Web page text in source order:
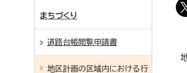
まちづくり
道路台帳閲覧申請書
地区計画の区域内における行